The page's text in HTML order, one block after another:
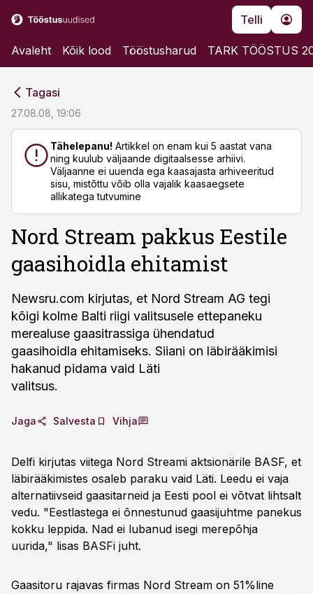
Telli
Avaleht Kõik lood Tööstusharud TARK TÖÖSTUS
Tagasi
27.08.08, 19:06
Tähelepanu! Artikkel on enam kui 5 aastat vana
ning kuulub väljaande digitaalsesse arhiivi.
Väljaanne ei uuenda ega kaasajasta arhiveeritud
sisu, mistõttu võib olla vajalik kaasaegsete
allikatega tutvumine
Nord Stream pakkus Eestile
gaasihoidla ehitamist
Newsru.com kirjutas, et Nord Stream AG tegi
kõigi kolme Balti riigi valitsusele ettepaneku
merealuse gaasitrassiga ühendatud
gaasihoidla ehitamiseks. Siiani on läbirääkimisi
hakanud pidama vaid Läti
valitsus.
Jaga Salvesta Vihja
Delfi kirjutas viitega Nord Streami aktsionärile BASF, et
läbirääkimistes osaleb paraku vaid Läti. Leedu ei vaja
alternatiivseid gaasitarneid ja Eesti pool ei võtvat lihtsalt
vedu. "Eestlastega ei õnnestunud gaasijuhtme panekus
kokku leppida. Nad ei lubanud isegi merepõhja
uurida," lisas BASFi juht.
Gaasitoru rajavas firmas Nord Stream on 51%line